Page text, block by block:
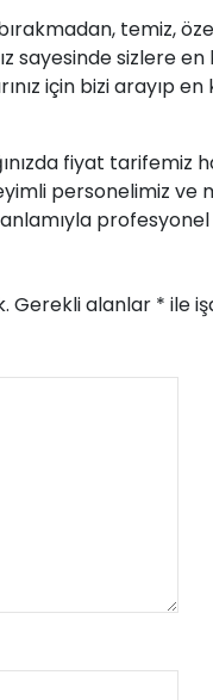
temiz,
sayesinde sizlere
için bizi arayıp
fiyat tarifemiz
personelimiz ve
profesyonel
Gerekli alanlar * ile